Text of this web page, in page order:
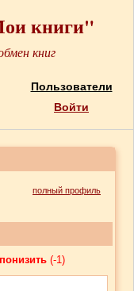
книги"
книг
Пользователи
Войти
полный профиль
понизить (-1)